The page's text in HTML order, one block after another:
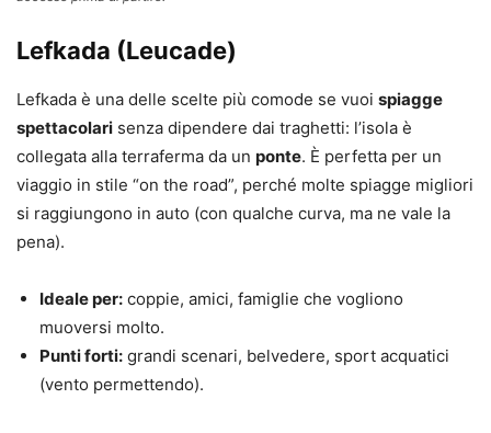
Lefkada (Leucade)
Lefkada è una delle scelte più comode se vuoi spiagge
spettacolari senza dipendere dai traghetti: l’isola è
collegata alla terraferma da un ponte. È perfetta per un
viaggio in stile “on the road”, perché molte spiagge migliori
si raggiungono in auto (con qualche curva, ma ne vale la
pena).
Ideale per: coppie, amici, famiglie che vogliono
muoversi molto.
Punti forti: grandi scenari, belvedere, sport acquatici
(vento permettendo).